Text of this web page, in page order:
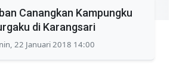
Canangkan Kampungku
di Karangsari
22 Januari 2018 14:00